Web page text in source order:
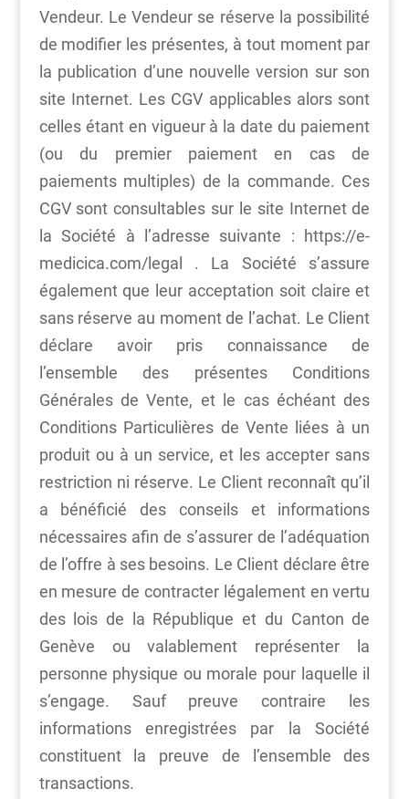
Vendeur. Le Vendeur se réserve la possibilité
de modifier les présentes, à tout moment par
la publication d’une nouvelle version sur son
site Internet. Les CGV applicables alors sont
celles étant en vigueur à la date du paiement
(ou du premier paiement en cas de
paiements multiples) de la commande. Ces
CGV sont consultables sur le site Internet de
la Société à l’adresse suivante : https://e-
medicica.com/legal . La Société s’assure
également que leur acceptation soit claire et
sans réserve au moment de l’achat. Le Client
déclare avoir pris connaissance de
l’ensemble des présentes Conditions
Générales de Vente, et le cas échéant des
Conditions Particulières de Vente liées à un
produit ou à un service, et les accepter sans
restriction ni réserve. Le Client reconnaît qu’il
a bénéficié des conseils et informations
nécessaires afin de s’assurer de l’adéquation
de l’offre à ses besoins. Le Client déclare être
en mesure de contracter légalement en vertu
des lois de la République et du Canton de
Genève ou valablement représenter la
personne physique ou morale pour laquelle il
s’engage. Sauf preuve contraire les
informations enregistrées par la Société
constituent la preuve de l’ensemble des
transactions.